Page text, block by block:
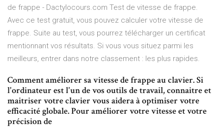
de frappe - Dactylocours.com Test de vitesse de frappe.
Avec ce test gratuit, vous pouvez calculer votre vitesse de
frappe. Suite au test, vous pourrez télécharger un certificat
mentionnant vos résultats. Si vous vous situez parmi les
meilleurs, entrer dans notre classement : les plus rapides.
Comment améliorer sa vitesse de frappe au clavier. Si
l'ordinateur est l'un de vos outils de travail, connaitre et
maitriser votre clavier vous aidera à optimiser votre
efficacité globale. Pour améliorer votre vitesse et votre
précision de